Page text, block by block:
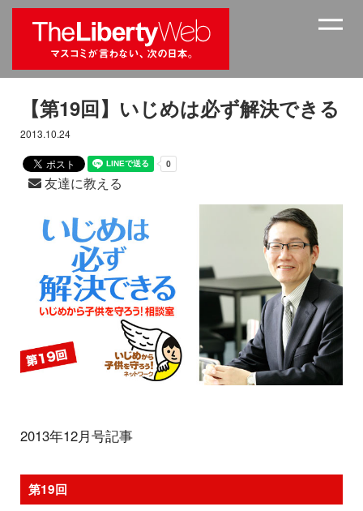
【第19回】いじめは必ず解決できる
2013.10.24
友達に教える
2013年12月号記事
第19回